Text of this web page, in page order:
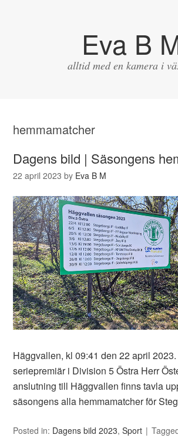
Eva B
alltid med en kamera i
hemmamatcher
Dagens bild | Säsongens
22 april 2023 by Eva B M
Häggvallen, kl 09:41 den 22 april
seriepremiär i Division 5 Östra Herr
anslutning till Häggvallen finns tavla
säsongens alla hemmamatcher för
Posted in: Dagens bild 2023,Sport